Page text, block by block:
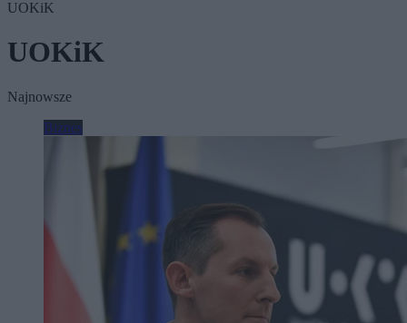
UOKiK
UOKiK
Najnowsze
Biznes